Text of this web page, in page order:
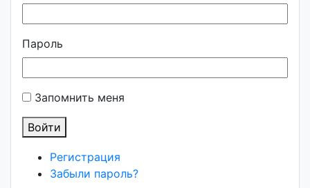
Пароль
Запомнить меня
Войти
Регистрация
Забыли пароль?